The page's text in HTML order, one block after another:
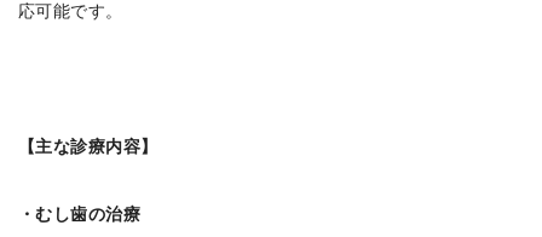
応可能です。
【主な診療内容】
・むし歯の治療